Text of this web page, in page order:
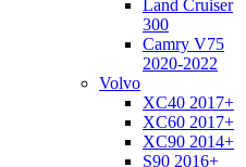
Land Cruiser
300
Camry V75
2020-2022
Volvo
XC40 2017+
XC60 2017+
XC90 2014+
S90 2016+